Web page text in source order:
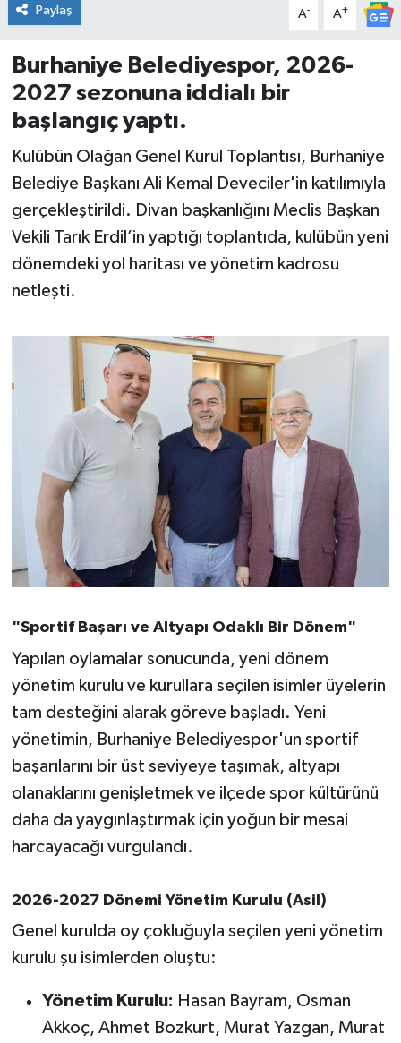
Paylaş A- A+
Burhaniye Belediyespor, 2026-
2027 sezonuna iddialı bir
başlangıç yaptı.
Kulübün Olağan Genel Kurul Toplantısı, Burhaniye
Belediye Başkanı Ali Kemal Deveciler'in katılımıyla
gerçekleştirildi. Divan başkanlığını Meclis Başkan
Vekili Tarık Erdil’in yaptığı toplantıda, kulübün yeni
dönemdeki yol haritası ve yönetim kadrosu
netleşti.
"Sportif Başarı ve Altyapı Odaklı Bir Dönem"
Yapılan oylamalar sonucunda, yeni dönem
yönetim kurulu ve kurullara seçilen isimler üyelerin
tam desteğini alarak göreve başladı. Yeni
yönetimin, Burhaniye Belediyespor'un sportif
başarılarını bir üst seviyeye taşımak, altyapı
olanaklarını genişletmek ve ilçede spor kültürünü
daha da yaygınlaştırmak için yoğun bir mesai
harcayacağı vurgulandı.
2026-2027 Dönemi Yönetim Kurulu (Asil)
Genel kurulda oy çokluğuyla seçilen yeni yönetim
kurulu şu isimlerden oluştu:
Yönetim Kurulu: Hasan Bayram, Osman
Akkoç, Ahmet Bozkurt, Murat Yazgan, Murat
Erdek
Gömeç
Gönen
İvrindi
KENT GÜNDEMİ
Kepsut
MAGAZİN
MANŞET
Manyas
OLAY
OTOMOTİV
Savaştepe
SEYAHAT
SİYASET
Sındırgı
SÜRMANŞET
Susurluk